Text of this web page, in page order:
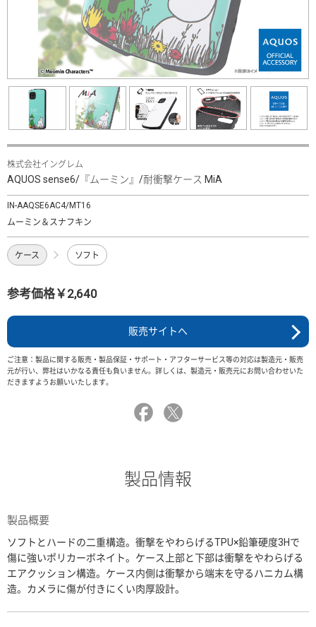
株式会社イングレム
AQUOS sense6/『ムーミン』/耐衝撃ケース MiA
IN-AAQSE6AC4/MT16
ムーミン＆スナフキン
ケース ソフト
参考価格￥2,640
販売サイトへ
ご注意：製品に関する販売・製品保証・サポート・アフターサービス等の対応は製造元・販売
元が行い、弊社はいかなる責任も負いません。詳しくは、製造元・販売元にお問い合わせいた
だきますようお願いいたします。
製品情報
製品概要
ソフトとハードの二重構造。衝撃をやわらげるTPU×鉛筆硬度3Hで
傷に強いポリカーボネイト。ケース上部と下部は衝撃をやわらげる
エアクッション構造。ケース内側は衝撃から端末を守るハニカム構
造。カメラに傷が付きにくい肉厚設計。